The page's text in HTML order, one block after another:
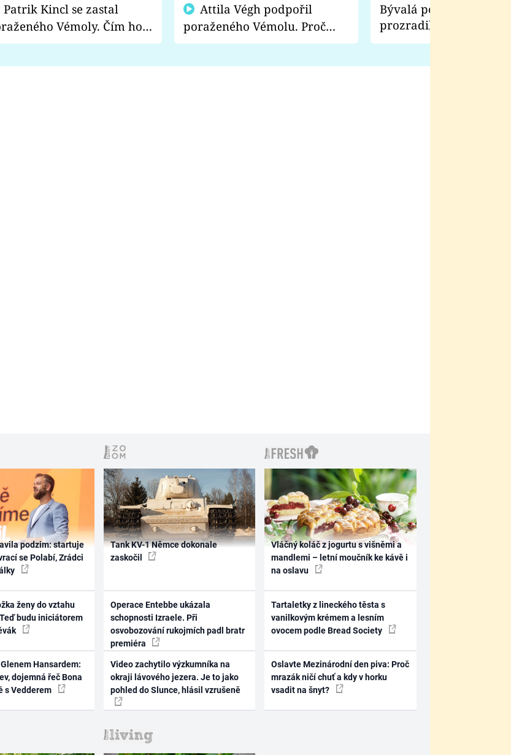
Vémoly. Čím ho
naštvali?
poraženého Vémolu. Proč
chce raději zápasit s ním než
Bývalá pornoherečka
prozradila, co ji
natáčení Euforie.
podzim: startuje
se Polabí, Zrádci
ženy do vztahu
budu iniciátorem
Hansardem:
dojemná řeč Bona
s Vedderem
Tank KV-1 Němce dokonale
zaskočil
Operace Entebbe ukázala
schopnosti Izraele. Při
osvobozování rukojmích padl bratr
premiéra
Video zachytilo výzkumníka na
okraji lávového jezera. Je to jako
pohled do Slunce, hlásil vzrušeně
Vláčný koláč z jogurtu s višněmi a
mandlemi – letní moučník ke kávě i
na oslavu
Tartaletky z lineckého těsta s
vanilkovým krémem a lesním
ovocem podle Bread Society
Oslavte Mezinárodní den piva: Proč
mrazák ničí chuť a kdy v horku
vsadit na šnyt?